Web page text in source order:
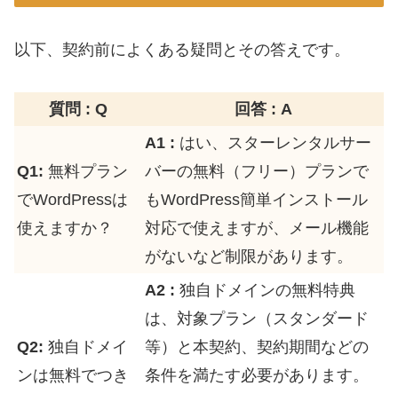
以下、契約前によくある疑問とその答えです。
質問 : Q 回答 : A
Q1: 無料プラン
でWordPressは
使えますか？
A1 : はい、スターレンタルサー
バーの無料（フリー）プランで
もWordPress簡単インストール
対応で使えますが、メール機能
がないなど制限があります。
Q2: 独自ドメイ
ンは無料でつき
A2 : 独自ドメインの無料特典
は、対象プラン（スタンダード
等）と本契約、契約期間などの
条件を満たす必要があります。